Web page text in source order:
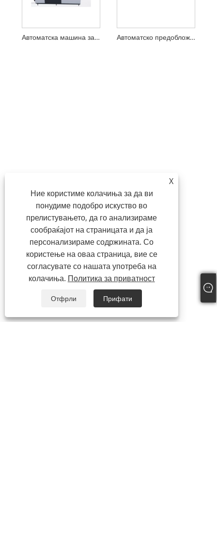
Автоматска машина за ламинирање (со втиснување) Автоматско предобложување Машина за ламинирање филм за едно лице
X
Ние користиме колачиња за да ви
понудиме подобро искуство во
прелистувањето, да го анализираме
сообраќајот на страницата и да ја
персонализираме содржината. Со
користење на оваа страница, вие се
согласувате со нашата употреба на
колачиња. Политика за приватност
Отфрли Прифати